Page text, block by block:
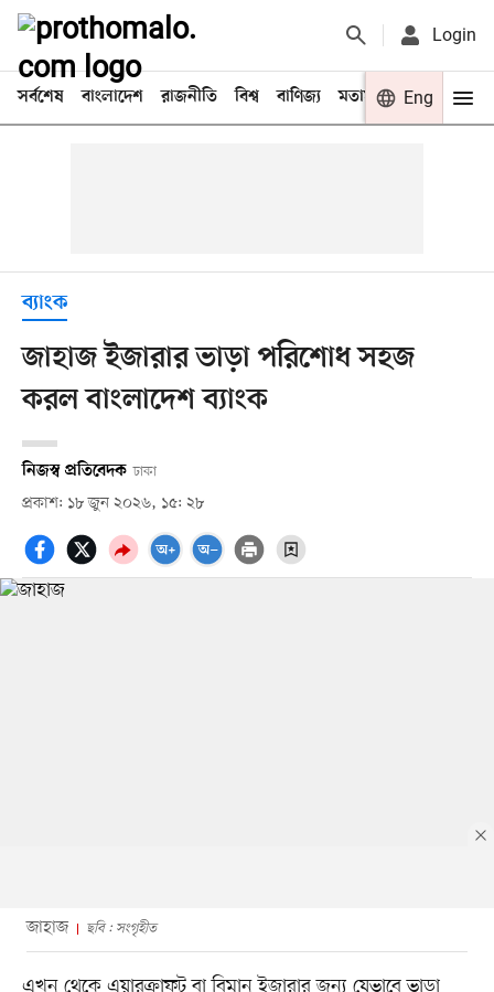
Login
সর্বশেষ বাংলাদেশ রাজনীতি বিশ্ব বাণিজ্য মতামত খেলা
Eng
ব্যাংক
জাহাজ ইজারার ভাড়া পরিশোধ সহজ
করল বাংলাদেশ ব্যাংক
নিজস্ব প্রতিবেদক ঢাকা
প্রকাশ: ১৮ জুন ২০২৬, ১৫: ২৮
জাহাজ ছবি : সংগৃহীত
এখন থেকে এয়ারক্রাফট বা বিমান ইজারার জন্য যেভাবে ভাড়া